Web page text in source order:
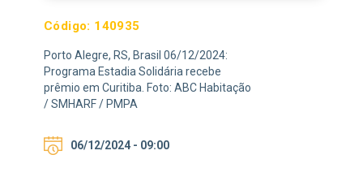
Código: 140935
Porto Alegre, RS, Brasil 06/12/2024:
Programa Estadia Solidária recebe
prêmio em Curitiba. Foto: ABC Habitação
/ SMHARF / PMPA
06/12/2024 - 09:00